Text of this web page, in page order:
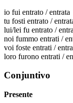
io fui entrato / entrata
tu fosti entrato /
lui/lei fu entrato /
noi fummo entrati /
voi foste entrati /
loro furono entrati /
Conjuntivo
Presente